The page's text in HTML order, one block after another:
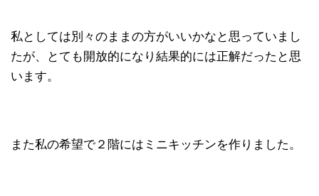
私としては別々のままの方がいいかなと思っていまし
たが、とても開放的になり結果的には正解だったと思
います。
また私の希望で２階にはミニキッチンを作りました。